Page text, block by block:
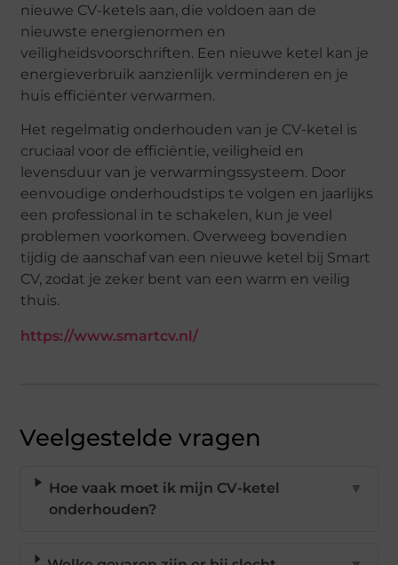
nieuwe CV-ketels aan, die voldoen aan de
nieuwste energienormen en
veiligheidsvoorschriften. Een nieuwe ketel kan je
energieverbruik aanzienlijk verminderen en je
huis efficiënter verwarmen.
Het regelmatig onderhouden van je CV-ketel is
cruciaal voor de efficiëntie, veiligheid en
levensduur van je verwarmingssysteem. Door
eenvoudige onderhoudstips te volgen en jaarlijks
een professional in te schakelen, kun je veel
problemen voorkomen. Overweeg bovendien
tijdig de aanschaf van een nieuwe ketel bij Smart
CV, zodat je zeker bent van een warm en veilig
thuis.
https://www.smartcv.nl/
Veelgestelde vragen
Hoe vaak moet ik mijn CV-ketel
onderhouden?
▼